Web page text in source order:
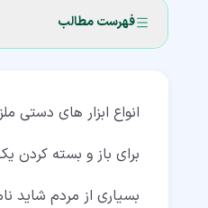
فهرست مطالب
۲‏- پیچ گوشتی، رایج ترین انواع ابزار
۳‏- چکش از انواع ابزار دستی
انواع ابزار های دستی
برای باز و بسته کردن
بسیاری از مردم شاید